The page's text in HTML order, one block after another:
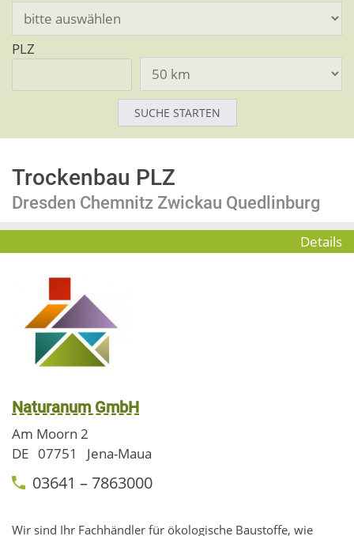
PLZ
Trockenbau PLZ
Dresden Chemnitz Zwickau Quedlinburg
Details
Naturanum GmbH
Am Moorn 2
DE 07751 Jena-Maua
03641 – 7863000
Wir sind Ihr Fachhändler für ökologische Baustoffe, wie